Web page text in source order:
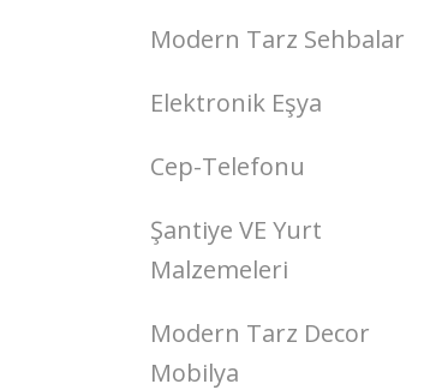
Modern Tarz Sehbalar
Elektronik Eşya
Cep-Telefonu
Şantiye VE Yurt
Malzemeleri
Modern Tarz Decor
Mobilya